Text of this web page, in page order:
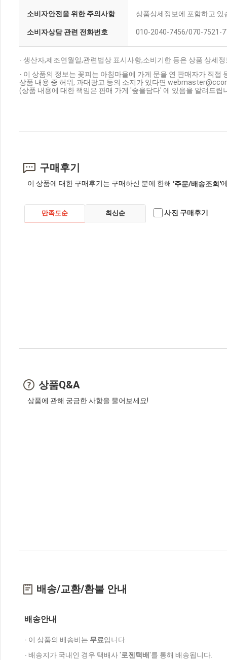
소비자안전을 위한 주의사항 상품상세정보에 포함하고 있
소비자상담 관련 전화번호 010-2040-7456/070-7521-
- 생산자,제조연월일,관련법상 표시사항,소비기한 등은 상품 상세
- 이 상품의 정보는 꽃피는 아침마을에 가게 문을 연 판매자가 직접
상품 내용 중 허위, 과대광고 등의 소지가 있다면
(상품 내용에 대한 책임은 판매 가게 '숲을담다' 에 있음을 알려드립
구매후기
이 상품에 대한 구매후기는 구매하신 분에 한해 '주문/배송조회'
만족도순 최신순 사진 구매후기
상품Q&A
상품에 관해 궁금한 사항을 물어보세요!
배송/교환/환불 안내
배송안내
- 이 상품의 배송비는 무료입니다.
- 배송지가 국내인 경우 택배사 '로젠택배'를 통해 배송됩니다.